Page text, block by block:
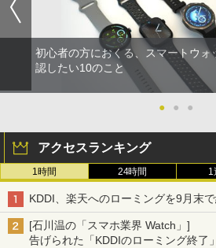
初心者の方におくる、スマートウォ
認したい10のこと
● ● ●
アクセスランキング
1時間 24時間 1
KDDI、楽天へのローミングを9月末
[石川温の「スマホ業界 Watch」]
告げられた「KDDIのローミング終了